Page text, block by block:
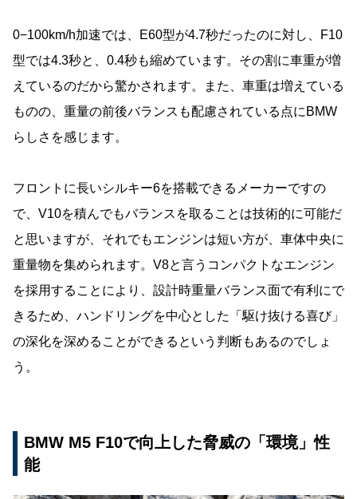
0−100km/h加速では、E60型が4.7秒だったのに対し、F10
型では4.3秒と、0.4秒も縮めています。その割に車重が増
えているのだから驚かされます。また、車重は増えている
ものの、重量の前後バランスも配慮されている点にBMW
らしさを感じます。
フロントに長いシルキー6を搭載できるメーカーですの
で、V10を積んでもバランスを取ることは技術的に可能だ
と思いますが、それでもエンジンは短い方が、車体中央に
重量物を集められます。V8と言うコンパクトなエンジン
を採用することにより、設計時重量バランス面で有利にで
きるため、ハンドリングを中心とした「駆け抜ける喜び」
の深化を深めることができるという判断もあるのでしょ
う。
BMW M5 F10で向上した脅威の「環境」性
能